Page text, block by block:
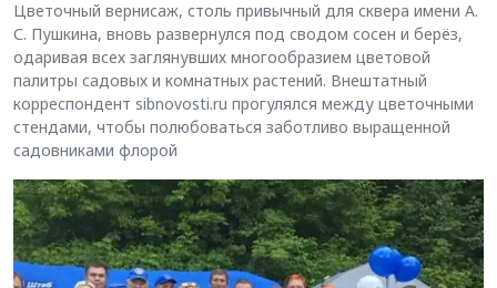
Цветочный вернисаж, столь привычный для сквера имени А.
С. Пушкина, вновь развернулся под сводом сосен и берёз,
одаривая всех заглянувших многообразием цветовой
палитры садовых и комнатных растений. Внештатный
корреспондент sibnovosti.ru прогулялся между цветочными
стендами, чтобы полюбоваться заботливо выращенной
садовниками флорой